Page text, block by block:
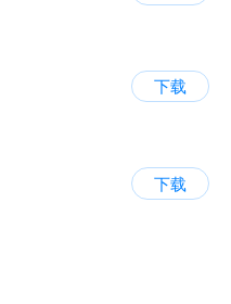
下载
下载